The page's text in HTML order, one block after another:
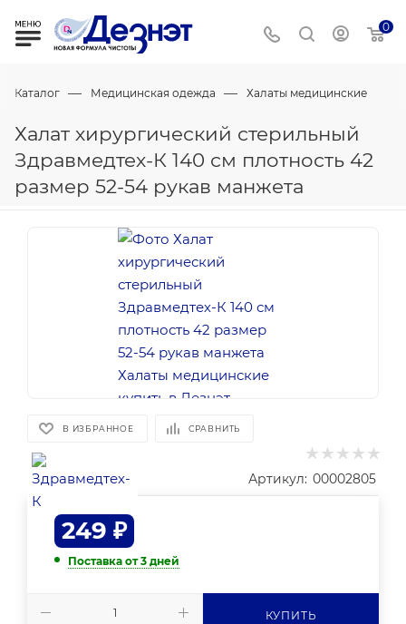
0
Каталог — Медицинская одежда — Халаты медицинские
Халат хирургический стерильный
Здравмедтех-К 140 см плотность 42
размер 52-54 рукав манжета
В ИЗБРАННОЕ СРАВНИТЬ
Артикул: 00002805
249 ₽
Поставка от 3 дней
КУПИТЬ